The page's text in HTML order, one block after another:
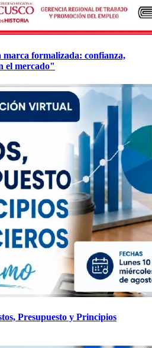
formalizada: confianza,
el mercado"
Presupuesto y Principios